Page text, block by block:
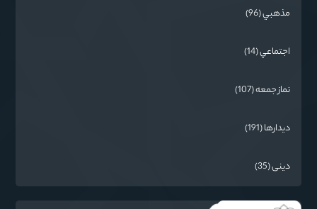
مذهبي (96)
اجتماعي (14)
نماز جمعه (107)
دیدارها (191)
دینی (35)